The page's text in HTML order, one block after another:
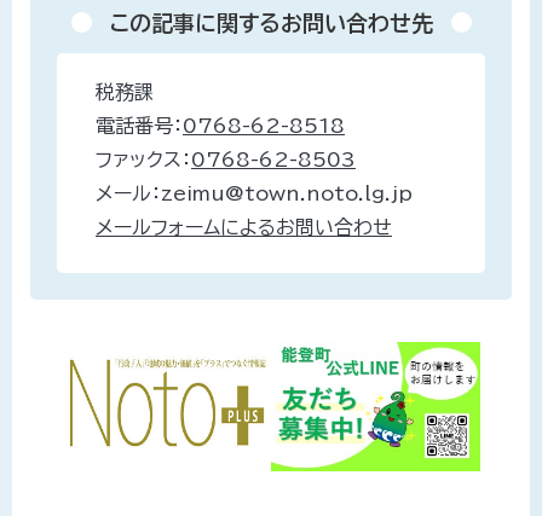
この記事に関するお問い合わせ先
税務課
電話番号： 0768-62-8518
ファックス： 0768-62-8503
メール：zeimu@town.noto.lg.jp
メールフォームによるお問い合わせ